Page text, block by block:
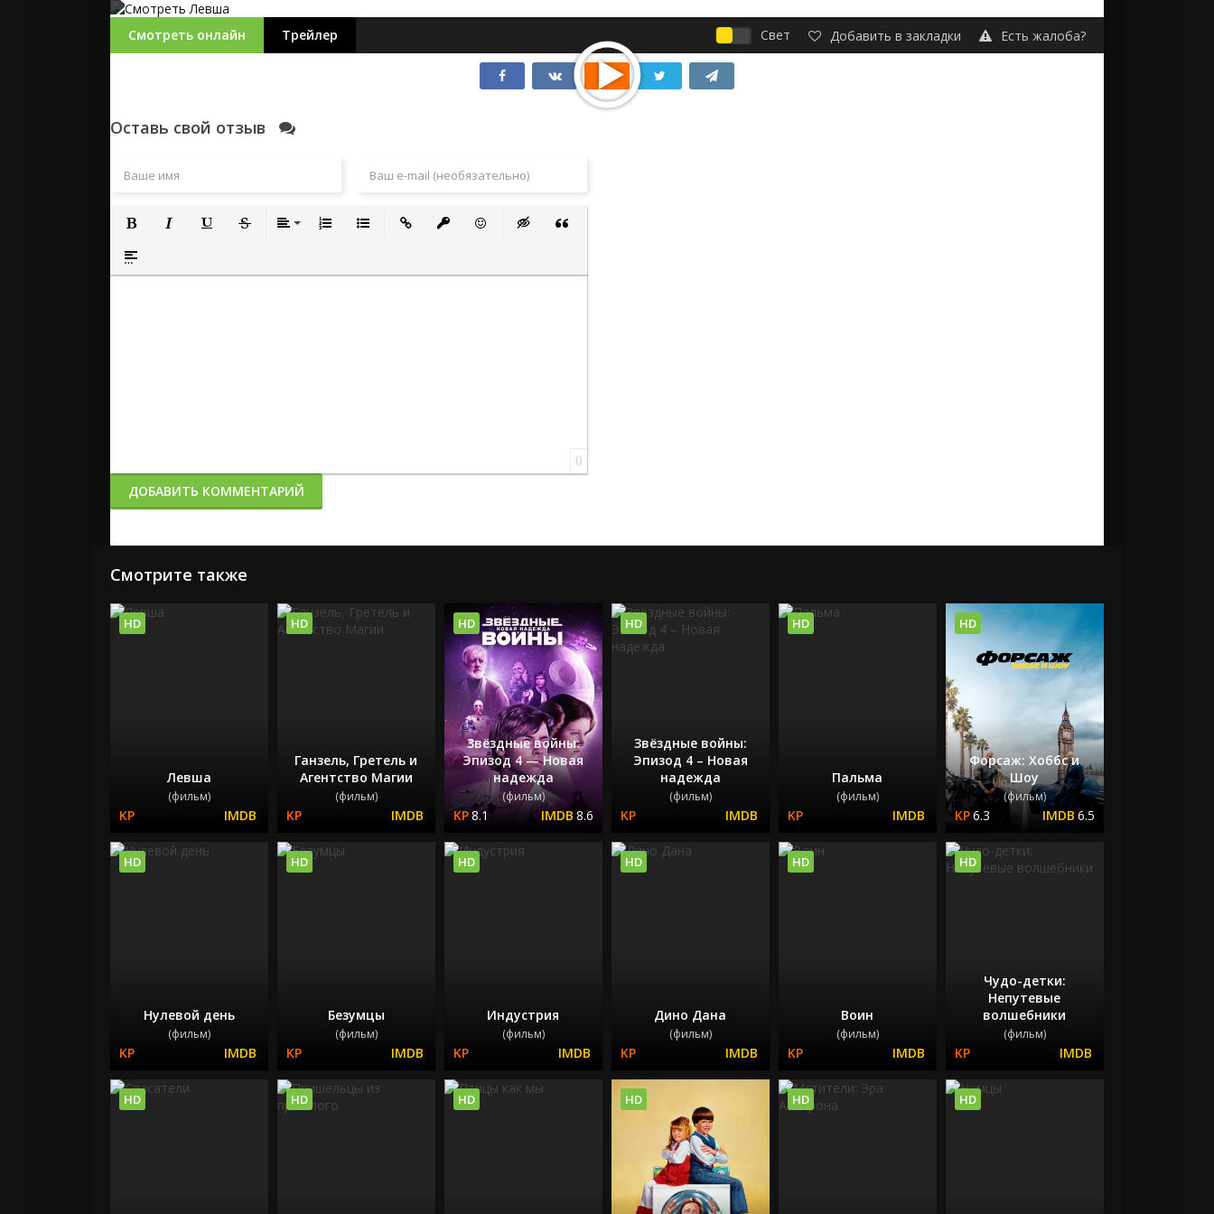
Смотреть онлайн Трейлер Свет Добавить в закладки Есть жалоба?
Оставь свой отзыв
Полужирный
Вставка спойлера
0
ДОБАВИТЬ КОММЕНТАРИЙ
Смотрите также
Левша
(фильм)
HD
Ганзель, Гретель и
Агентство Магии
(фильм)
HD
Звёздные войны:
Эпизод 4 — Новая
надежда
(фильм)
8.1 8.6
HD
Звёздные войны:
Эпизод 4 – Новая
надежда
(фильм)
HD
Пальма
(фильм)
HD
Форсаж: Хоббс и
Шоу
(фильм)
6.3 6.5
HD
Нулевой день
(фильм)
HD
Безумцы
(фильм)
HD
Индустрия
(фильм)
HD
Дино Дана
(фильм)
HD
Воин
(фильм)
HD
Чудо-детки:
Непутевые
волшебники
(фильм)
HD
HD HD HD HD HD HD